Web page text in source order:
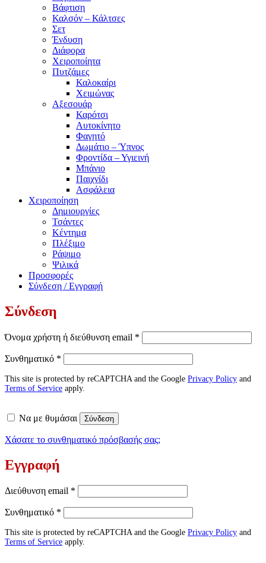
Βάφτιση
Καλσόν – Κάλτσες
Σετ
Ένδυση
Διάφορα
Χειροποίητα
Πυτζάμες
Καλοκαίρι
Χειμώνας
Αξεσουάρ
Καρότσι
Αυτοκίνητο
Φαγητό
Δωμάτιο – Ύπνος
Φροντίδα – Υγιεινή
Μπάνιο
Παιχνίδι
Ασφάλεια
Χειροποίηση
Δημιουργίες
Τσάντες
Κέντημα
Πλέξιμο
Ράψιμο
Ψιλικά
Προσφορές
Σύνδεση / Εγγραφή
Σύνδεση
Όνομα χρήστη ή διεύθυνση email *
Συνθηματικό *
This site is protected by reCAPTCHA and the Google Privacy Policy and
Terms of Service apply.
Να με θυμάσαι Σύνδεση
Χάσατε το συνθηματικό πρόσβασής σας;
Εγγραφή
Διεύθυνση email *
Συνθηματικό *
This site is protected by reCAPTCHA and the Google Privacy Policy and
Terms of Service apply.